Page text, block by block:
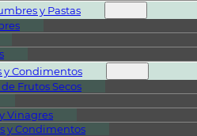
y Pastas
y Condimentos
Frutos Secos
Vinagres
y Condimentos